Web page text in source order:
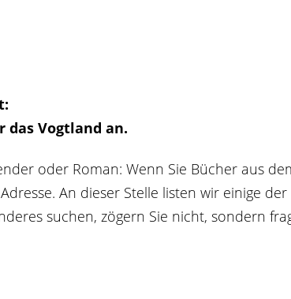
Vogtland an.
oder Roman: Wenn Sie Bücher aus
An dieser Stelle listen wir einige
suchen, zögern Sie nicht, sondern